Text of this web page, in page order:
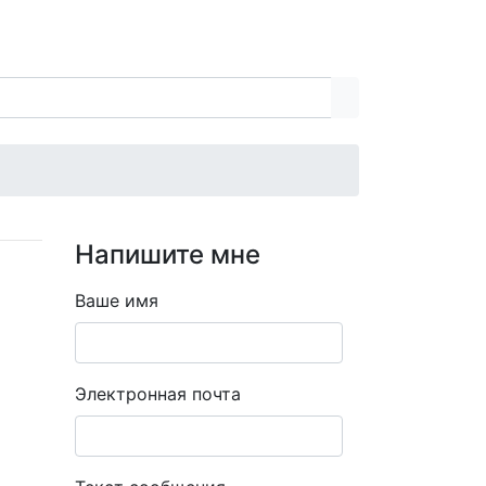
Напишите мне
Ваше имя
Электронная почта